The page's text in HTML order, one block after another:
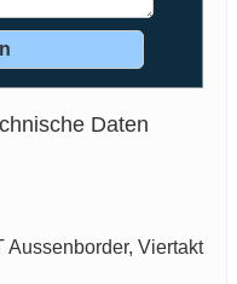
Daten
Aussenborder, Viertakt